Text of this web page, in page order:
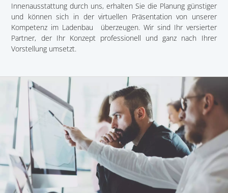
Innenausstattung durch uns, erhalten Sie die Planung günstiger
und können sich in der virtuellen Präsentation von unserer
Kompetenz im Ladenbau überzeugen. Wir sind Ihr versierter
Partner, der Ihr Konzept professionell und ganz nach Ihrer
Vorstellung umsetzt.